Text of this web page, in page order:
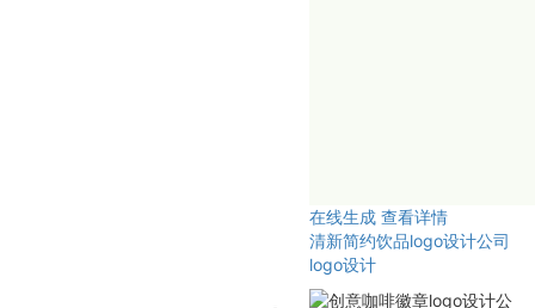
在线生成 查看详情
清新简约饮品logo设计公司
logo设计